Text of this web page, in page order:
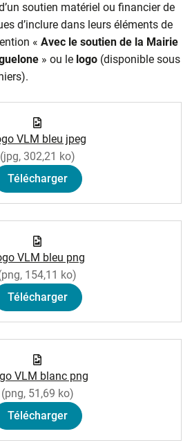
soutien matériel ou financier de
d’inclure dans leurs éléments de
« Avec le soutien de la Mairie
» ou le logo (disponible sous
VLM bleu jpeg
(jpg, 302,21 ko)
Télécharger
VLM bleu png
154,11 ko)
Télécharger
VLM blanc png
(png, 51,69 ko)
Télécharger